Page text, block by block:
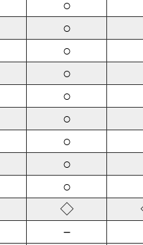
○
○
○
○
○
○
○
○
○
◇
－